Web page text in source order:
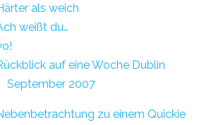
als weich
weißt du…
auf eine Woche Dublin
September 2007
zu einem Quickie